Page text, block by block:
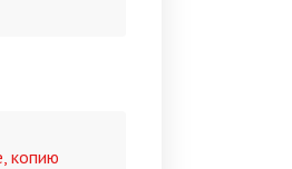
копию